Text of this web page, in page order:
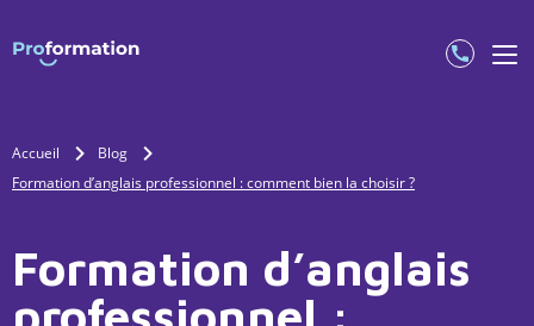
Accueil
Blog
Formation d’anglais professionnel : comment bien la choisir ?
Formation d’anglais
professionnel :